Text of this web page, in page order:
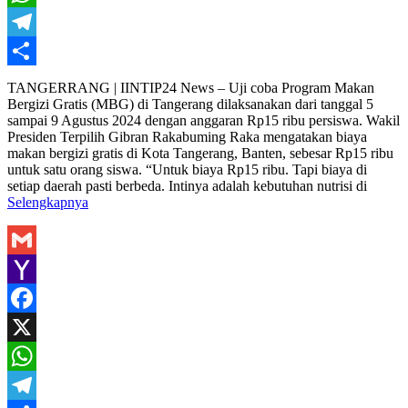
WhatsApp
Telegram
Share
TANGERRANG | IINTIP24 News – Uji coba Program Makan
Bergizi Gratis (MBG) di Tangerang dilaksanakan dari tanggal 5
sampai 9 Agustus 2024 dengan anggaran Rp15 ribu persiswa. Wakil
Presiden Terpilih Gibran Rakabuming Raka mengatakan biaya
makan bergizi gratis di Kota Tangerang, Banten, sebesar Rp15 ribu
untuk satu orang siswa. “Untuk biaya Rp15 ribu. Tapi biaya di
setiap daerah pasti berbeda. Intinya adalah kebutuhan nutrisi di
Selengkapnya
Gmail
Yahoo
Mail
Facebook
X
WhatsApp